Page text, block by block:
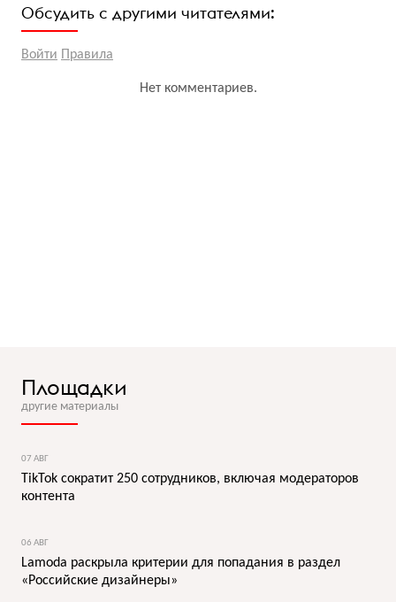
Обсудить с другими читателями:
Войти Правила
Нет комментариев.
Площадки
другие материалы
07 АВГ
TikTok сократит 250 сотрудников, включая модераторов
контента
06 АВГ
Lamoda раскрыла критерии для попадания в раздел
«Российские дизайнеры»